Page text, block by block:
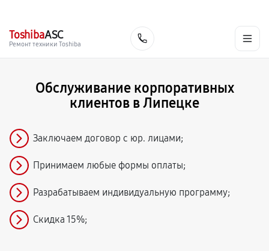
ToshibaASC
Ремонт техники Toshiba
Обслуживание корпоративных
клиентов в Липецке
Заключаем договор с юр. лицами;
Принимаем любые формы оплаты;
Разрабатываем индивидуальную программу;
Скидка 15%;